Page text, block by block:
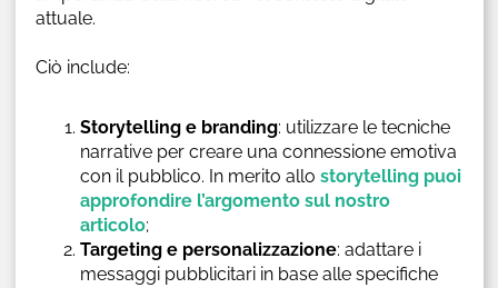
attuale.
Ciò include:
Storytelling e branding: utilizzare le tecniche
narrative per creare una connessione emotiva
con il pubblico. In merito allo storytelling puoi
approfondire l’argomento sul nostro
articolo;
Targeting e personalizzazione: adattare i
messaggi pubblicitari in base alle specifiche